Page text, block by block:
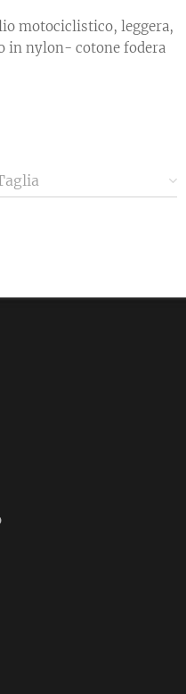
motociclistico, leggera,
in nylon- cotone fodera